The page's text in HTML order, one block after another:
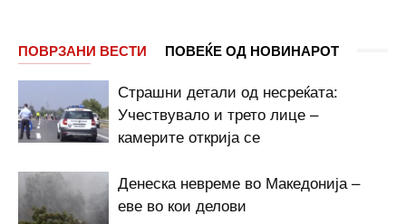
ПОВРЗАНИ ВЕСТИ ПОВЕЌЕ ОД НОВИНАРОТ
Страшни детали од несреќата:
Учествувало и трето лице –
камерите открија се
Денеска невреме во Македонија –
еве во кои делови